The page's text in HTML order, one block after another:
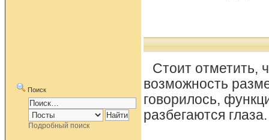
Поиск
Подробный поиск
Стоит отметить,
возможность
говорилось,
разбегаются